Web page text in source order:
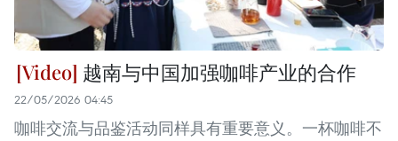
越南与中国加强咖啡产业的合作
22/05/2026 04:45
咖啡交流与品鉴活动同样具有重要意义。一杯咖啡不